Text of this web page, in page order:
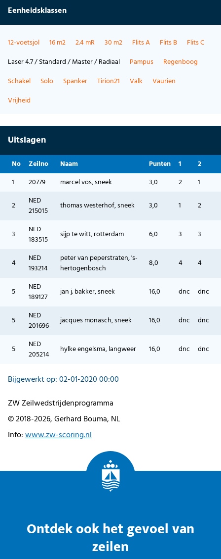
Eenheidsklassen
12-voetsjol 16 m2 2.4 mR 30 m2 Flits A Flits B
Flits C
Laser 4.7 / Standard / Master / Radiaal
Pampus
Regenboog
Schakel
Solo Spanker Tirion21 Valk
Vaurien
Vrijheid
Uitslagen
No Zeilno Naam Punten 1
2
1
20779 marcel vos, sneek 3,0 2 1
2
NED
215015
thomas westerhof, sneek 3,0 1 2
3
NED
183515
sijp te witt, rotterdam 6,0 3 3
4
NED
193214
peter van peperstraten, 's-
hertogenbosch
8,0 4 4
5
NED
189127
jan j. bakker, sneek 16,0 dnc dnc
5
NED
201696
jacques monasch, sneek 16,0 dnc dnc
5
NED
205214
hylke engelsma, langweer 16,0 dnc dnc
Bijgewerkt op: 02-01-2020 00:00
ZW Zeilwedstrijdenprogramma
© 2018-2026, Gerhard Bouma, NL
Info:www.zw-scoring.nl
Ontdek ook het gevoel van
zeilen